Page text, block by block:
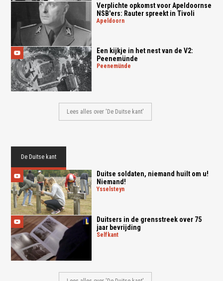
Verplichte opkomst voor Apeldoornse
NSB'ers: Rauter spreekt in Tivoli
apeldoorn
Een kijkje in het nest van de V2:
Peenemünde
peenemünde
Lees alles over 'De Duitse kant'
De Duitse kant
Duitse soldaten, niemand huilt om u!
Niemand!
ysselsteyn
Duitsers in de grensstreek over 75
jaar bevrijding
selfkant